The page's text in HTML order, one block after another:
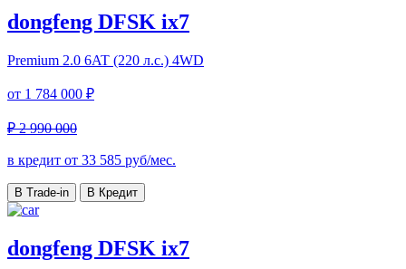
dongfeng DFSK ix7
Premium 2.0 6AT (220 л.с.) 4WD
от 1 784 000 ₽
₽ 2 990 000
в кредит от 33 585 руб/мес.
В Trade-in В Кредит
dongfeng DFSK ix7